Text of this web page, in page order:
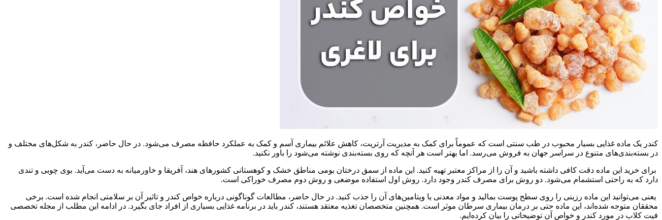
کندر یک ماده غذایی بسیار محبوب در طب سنتی است که عموماً برای کمک به مدیریت آرتریت، کاهش علائم بیماری آسم و کمک به عملکرد حافظه مصرف می‌شود. در حال حاضر، کندر به شکل‌های مختلف و
در بسته‌بندی‌های متنوع در سراسر جهان به فروش می‌رسد. اما بهتر است هر آنچه که روی بسته‌بندی نوشته می‌شود را باور نکنید.
برای خرید این ماده دقت کافی داشته باشید و آن را از مراکز معتبر تهیه کنید. این ماده از سمق درختان بومی مناطق خشک و کوهستانی کشورهای هند، آفریقا و خاورمیانه به دست می‌آید. بوی چوبی و تندی
دارد که به راحتی استشمام می‌شود. دو روش برای مصرف کندر وجود دارد. روش اول استفاده موضعی و روش دوم مصرف خوراکی است.
یعنی می‌توانید این ماده رزینی را روی سطح پوست بمالید و مواد معدنی یا ویتامین‌های آن را جذب کنید. در حال حاضر، مطالعات گوناگونی درباره خواص کندر و تاثیر آن بر سلامتی انجام شده است. برخی
محققان متوجه شده‌اند، این ماده حتی بر درمان بیماری سرطان موثر است. همچنین متخصصان تغذیه معتقد هستند، کندر باید در برنامه غذایی بسیاری از افراد جای بگیرد. در ادامه این مطلب از مجله تخصصی
فیت کلاب در مورد کندر و خواص آن توضیحاتی را بیان کرده‌ایم.